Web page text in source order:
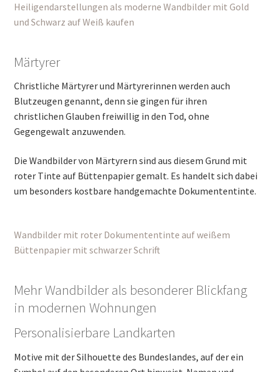
Heiligendarstellungen als moderne Wandbilder mit Gold
und Schwarz auf Weiß kaufen
Märtyrer
Christliche Märtyrer und Märtyrerinnen werden auch
Blutzeugen genannt, denn sie gingen für ihren
christlichen Glauben freiwillig in den Tod, ohne
Gegengewalt anzuwenden.
Die Wandbilder von Märtyrern sind aus diesem Grund mit
roter Tinte auf Büttenpapier gemalt. Es handelt sich dabei
um besonders kostbare handgemachte Dokumententinte.
Wandbilder mit roter Dokumententinte auf weißem
Büttenpapier mit schwarzer Schrift
Mehr Wandbilder als besonderer Blickfang
in modernen Wohnungen
Personalisierbare Landkarten
Motive mit der Silhouette des Bundeslandes, auf der ein